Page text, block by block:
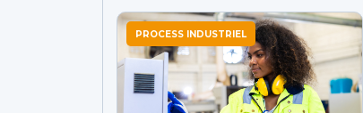
PROCESS INDUSTRIEL